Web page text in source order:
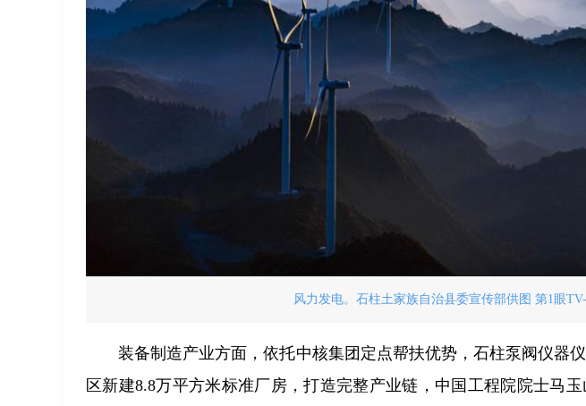
风力发电。石柱土家族自治县委宣传部供图 第1眼
装备制造产业方面，依托中核集团定点帮扶优势，石柱泵阀仪器
区新建8.8万平方米标准厂房，打造完整产业链，中国工程院院士马